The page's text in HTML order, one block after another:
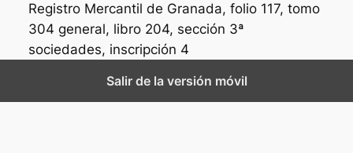
Registro Mercantil de Granada, folio 117, tomo
304 general, libro 204, sección 3ª
sociedades, inscripción 4
Salir de la versión móvil